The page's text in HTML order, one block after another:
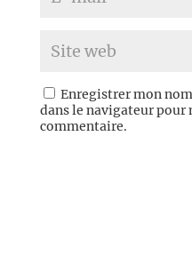
Enregistrer mon
dans le navigateur pour
commentaire.